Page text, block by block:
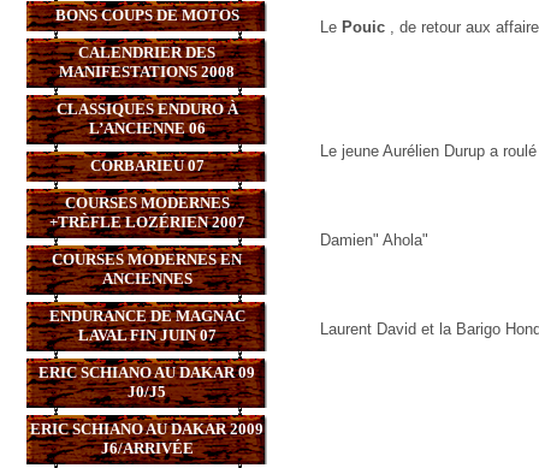
BONS COUPS DE MOTOS
CALENDRIER DES
MANIFESTATIONS 2008
CLASSIQUES ENDURO À
L’ANCIENNE 06
CORBARIEU 07
COURSES MODERNES
+TRÈFLE LOZÉRIEN 2007
COURSES MODERNES EN
ANCIENNES
ENDURANCE DE MAGNAC
LAVAL FIN JUIN 07
ERIC SCHIANO AU DAKAR 09
J0/J5
ERIC SCHIANO AU DAKAR 2009
J6/ARRIVÉE
Le Pouic , de retour aux
Le jeune Aurélien Durup a
Damien" Ahola"
Laurent David et la Barigo